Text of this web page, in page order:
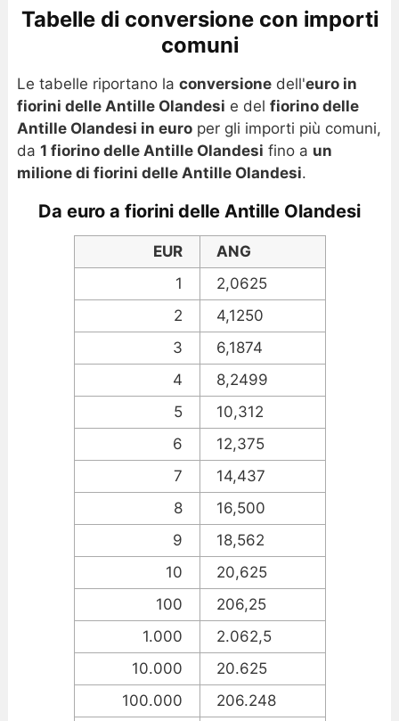
Tabelle di conversione con importi
comuni
Le tabelle riportano la conversionedell'euro in
fiorini delle Antille Olandesi e del fiorino delle
Antille Olandesi in europer gli importi più comuni,
da 1 fiorino delle Antille Olandesi fino a un
milione di fiorini delle Antille Olandesi.
Da euro a fiorini delle Antille Olandesi
EUR
ANG
1
2,0625
2
4,1250
3
6,1874
4
8,2499
5
10,312
6
12,375
7
14,437
8
16,500
9
18,562
10
20,625
100
206,25
1.000
2.062,5
10.000
20.625
100.000
206.248